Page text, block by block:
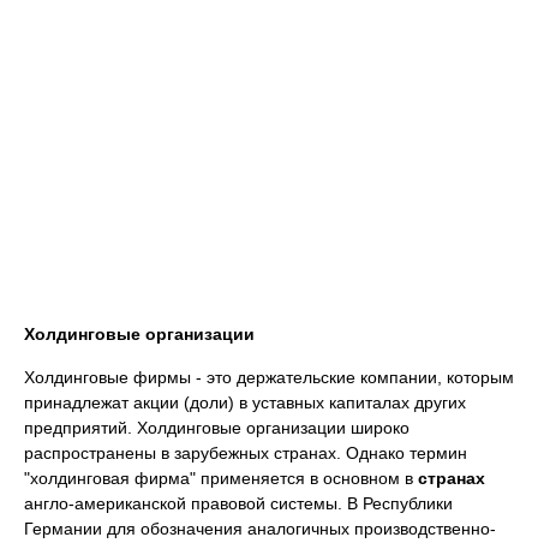
Холдинговые организации
Холдинговые фирмы - это держательские компании, которым
принадлежат акции (доли) в уставных капиталах других
предприятий. Холдинговые организации широко
распространены в зарубежных странах. Однако термин
"холдинговая фирма" применяется в основном в странах
англо-американской правовой системы. В Республики
Германии для обозначения аналогичных производственно-